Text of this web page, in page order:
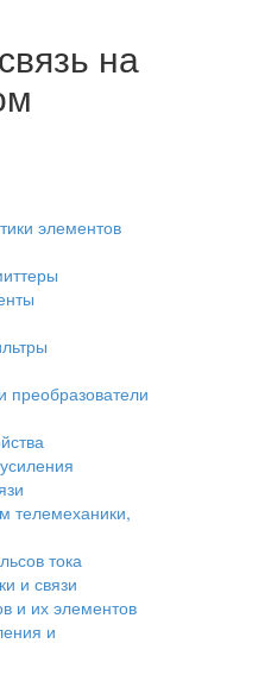
на
элементов
телемеханики,
тока
и связи
и их элементов
и